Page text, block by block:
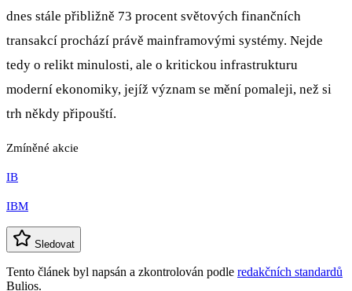
dnes stále přibližně 73 procent světových finančních
transakcí prochází právě mainframovými systémy. Nejde
tedy o relikt minulosti, ale o kritickou infrastrukturu
moderní ekonomiky, jejíž význam se mění pomaleji, než si
trh někdy připouští.
Zmíněné akcie
IB
IBM
Sledovat
Tento článek byl napsán a zkontrolován podle redakčních standardů
Bulios.